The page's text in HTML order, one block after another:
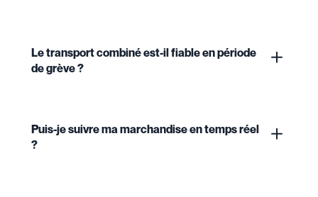
Le transport combiné est-il fiable en période
de grève ?
Puis-je suivre ma marchandise en temps réel
?